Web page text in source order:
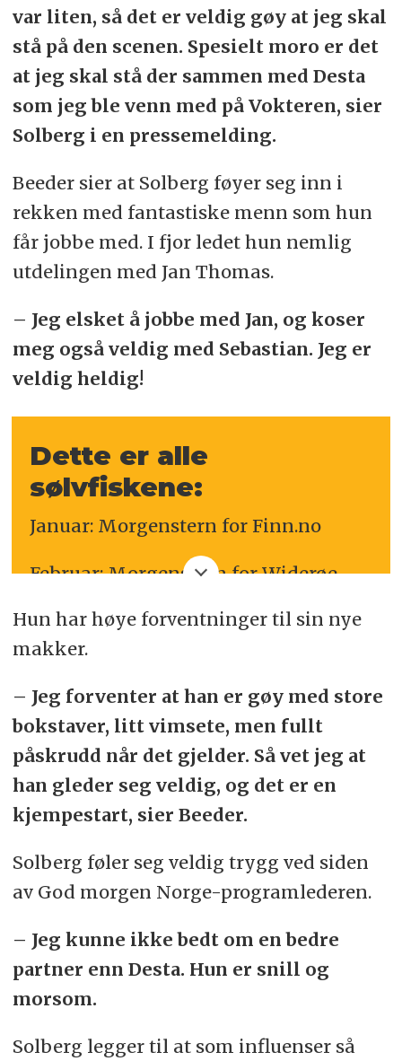
var liten, så det er veldig gøy at jeg skal
stå på den scenen. Spesielt moro er det
at jeg skal stå der sammen med Desta
som jeg ble venn med på Vokteren, sier
Solberg i en pressemelding.
Beeder sier at Solberg føyer seg inn i
rekken med fantastiske menn som hun
får jobbe med. I fjor ledet hun nemlig
utdelingen med Jan Thomas.
– Jeg elsket å jobbe med Jan, og koser
meg også veldig med Sebastian. Jeg er
veldig heldig!
Dette er alle
sølvfiskene:
Januar: Morgenstern for Finn.no
Februar: Morgenstern for Widerøe
Mars: Atyp for Bufdir
Mai: Morgenstern for Finn.no
Juni: Morgenstern for Ice
Juli: Per Høj for Smash!
August: TRY for Statens vegvesen
September: POL for TINE
Oktober: POL for Norsk Tipping
November: TRY for Flytoget
Desember: TRY for Vipps
Hun har høye forventninger til sin nye
makker.
– Jeg forventer at han er gøy med store
bokstaver, litt vimsete, men fullt
påskrudd når det gjelder. Så vet jeg at
han gleder seg veldig, og det er en
kjempestart, sier Beeder.
Solberg føler seg veldig trygg ved siden
av God morgen Norge-programlederen.
– Jeg kunne ikke bedt om en bedre
partner enn Desta. Hun er snill og
morsom.
Solberg legger til at som influenser så